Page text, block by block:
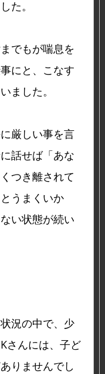
た。
でもが喘息を
にと、こなす
ました。
厳しい事を言
話せば「あな
つき離されて
うまくいか
い状態が続い
況の中で、少
さんには、子ど
りませんでし